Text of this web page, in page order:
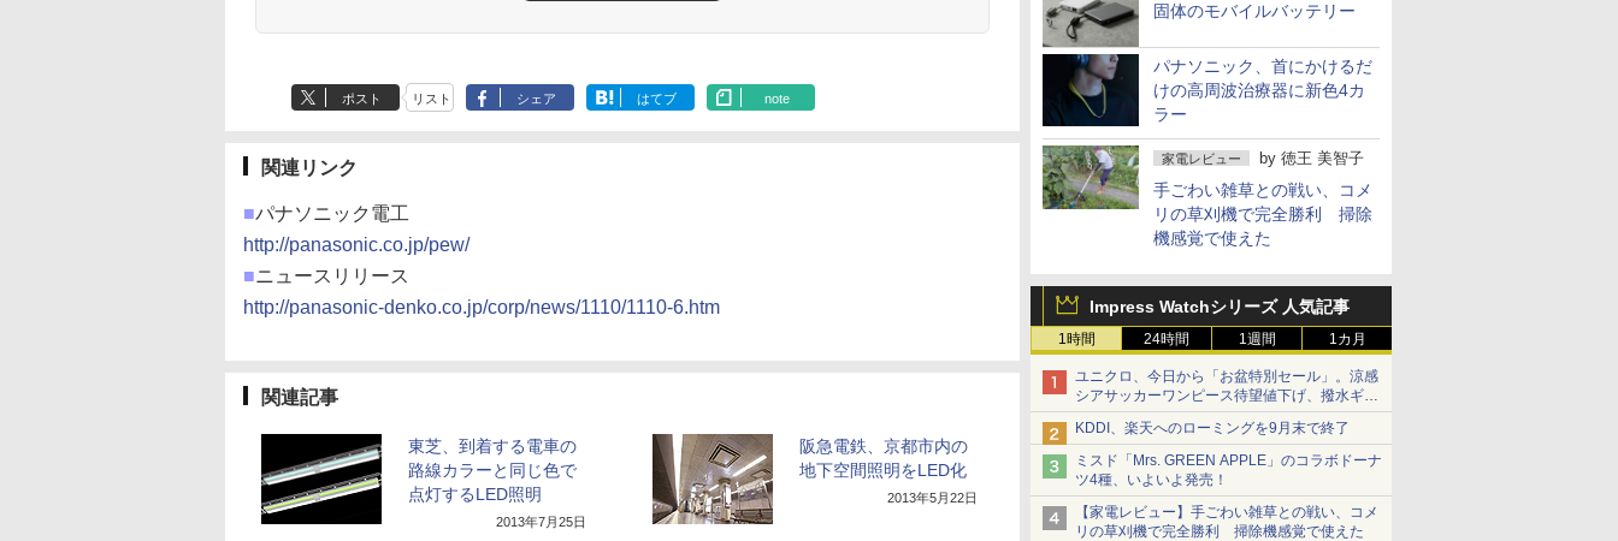
固体のモバイルバッテリー
パナソニック、首にかけるだ
けの高周波治療器に新色4カ
ラー
家電レビュー by 徳王 美智子
手ごわい雑草との戦い、コメ
リの草刈機で完全勝利 掃除
機感覚で使えた
Impress Watchシリーズ 人気記事
1時間 24時間 1週間 1カ月
ユニクロ、今日から「お盆特別セール」。涼感
シアサッカーワンピース待望値下げ、撥水ギア
ショーツは1990円に
KDDI、楽天へのローミングを9月末で終了
ミスド「Mrs. GREEN APPLE」のコラボドーナ
ツ4種、いよいよ発売！
【家電レビュー】手ごわい雑草との戦い、コメ
リの草刈機で完全勝利 掃除機感覚で使えた
ポスト リスト シェア はてブ note
関連リンク
■パナソニック電工
http://panasonic.co.jp/pew/
■ニュースリリース
http://panasonic-denko.co.jp/corp/news/1110/1110-6.htm
関連記事
東芝、到着する電車の
路線カラーと同じ色で
点灯するLED照明
2013年7月25日
阪急電鉄、京都市内の
地下空間照明をLED化
2013年5月22日